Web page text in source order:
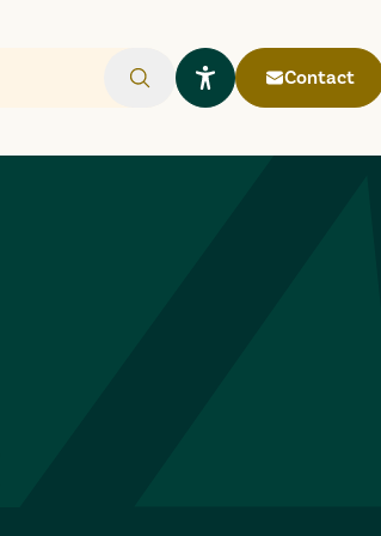
Rechercher
Ouvrir le widget Lisio
Contact